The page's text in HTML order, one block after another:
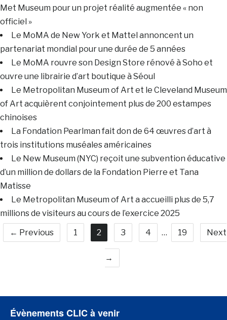
Met Museum pour un projet réalité augmentée « non
officiel »
Le MoMA de New York et Mattel annoncent un
partenariat mondial pour une durée de 5 années
Le MoMA rouvre son Design Store rénové à Soho et
ouvre une librairie d’art boutique à Séoul
Le Metropolitan Museum of Art et le Cleveland Museum
of Art acquièrent conjointement plus de 200 estampes
chinoises
La Fondation Pearlman fait don de 64 œuvres d’art à
trois institutions muséales américaines
Le New Museum (NYC) reçoit une subvention éducative
d’un million de dollars de la Fondation Pierre et Tana
Matisse
Le Metropolitan Museum of Art a accueilli plus de 5,7
millions de visiteurs au cours de l’exercice 2025
← Previous
1 2 3 4 … 19 Next
→
Évènements CLIC à venir